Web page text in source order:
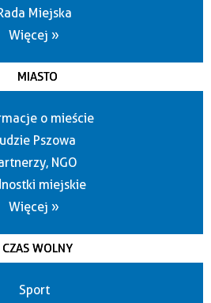
Miejska
Więcej »
MIASTO
o mieście
Pszowa
NGO
miejskie
Więcej »
CZAS WOLNY
Sport